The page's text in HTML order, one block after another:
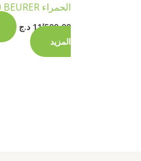
الحمراء MG80 BEURER
11٬500٫00 د.ج
المزيد